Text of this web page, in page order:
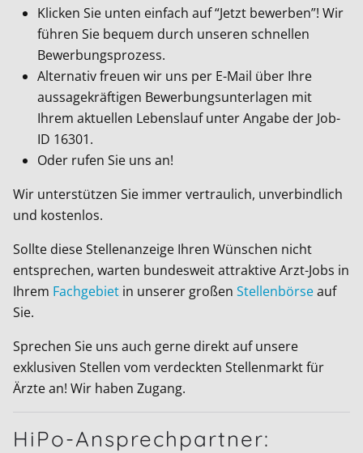
Klicken Sie unten einfach auf “Jetzt bewerben”! Wir
führen Sie bequem durch unseren schnellen
Bewerbungsprozess.
Alternativ freuen wir uns per E-Mail über Ihre
aussagekräftigen Bewerbungsunterlagen mit
Ihrem aktuellen Lebenslauf unter Angabe der Job-
ID 16301.
Oder rufen Sie uns an!
Wir unterstützen Sie immer vertraulich, unverbindlich
und kostenlos.
Sollte diese Stellenanzeige Ihren Wünschen nicht
entsprechen, warten bundesweit attraktive Arzt-Jobs in
Ihrem Fachgebiet in unserer großen Stellenbörseauf
Sie.
Sprechen Sie uns auch gerne direkt auf unsere
exklusiven Stellen vom verdeckten Stellenmarkt für
Ärzte an! Wir haben Zugang.
HiPo-Ansprechpartner: